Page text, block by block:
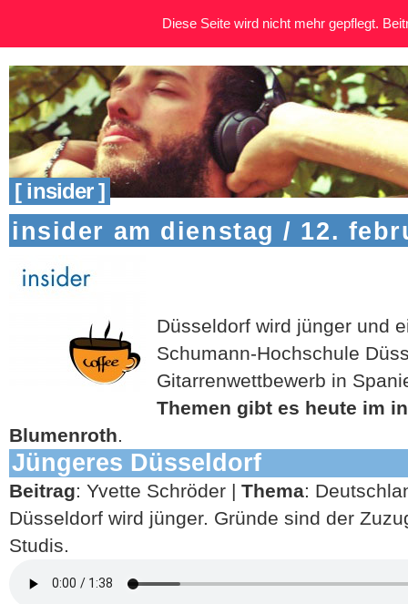
[ insider ]
insider am dienstag / 12.
Düsseldorf wird jünger und
Schumann-Hochschule
Gitarrenwettbewerb in
Themen gibt es heute im
Blumenroth.
Jüngeres Düsseldorf
Beitrag: Yvette Schröder | Thema:
Düsseldorf wird jünger. Gründe sind der
Studis.
Diese Seite wird nicht mehr gepflegt.